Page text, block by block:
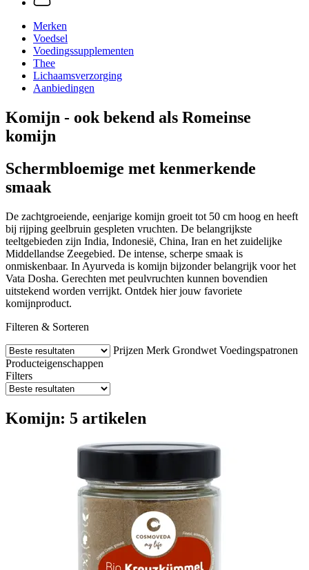
Merken
Voedsel
Voedingssupplementen
Thee
Lichaamsverzorging
Aanbiedingen
Komijn - ook bekend als Romeinse
komijn
Schermbloemige met kenmerkende
smaak
De zachtgroeiende, eenjarige komijn groeit tot 50 cm hoog en heeft
bij rijping geelbruin gespleten vruchten. De belangrijkste
teeltgebieden zijn India, Indonesië, China, Iran en het zuidelijke
Middellandse Zeegebied. De intense, scherpe smaak is
onmiskenbaar. In Ayurveda is komijn bijzonder belangrijk voor het
Vata Dosha. Gerechten met peulvruchten kunnen bovendien
uitstekend worden verrijkt. Ontdek hier jouw favoriete
komijnproduct.
Filteren & Sorteren
Prijzen Merk Grondwet Voedingspatronen
Producteigenschappen
Filters
Komijn: 5 artikelen